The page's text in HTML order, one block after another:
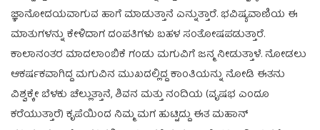
ಜ್ಞಾನೋದಯವಾಗುವ ಹಾಗೆ ಮಾಡುತ್ತಾನೆ ಎನ್ನುತ್ತಾರೆ. ಭವಿಷ್ಯವಾಣಿಯ ಈ
ಮಾತುಗಳನ್ನು ಕೇಳಿದಾಗ ದಂಪತಿಗಳು ಬಹಳ ಸಂತೋಷಪಡುತ್ತಾರೆ.
ಕಾಲಾನಂತರ ಮಾದಲಾಂಬಿಕೆ ಗಂಡು ಮಗುವಿಗೆ ಜನ್ಮ ನೀಡುತ್ತಾಳೆ. ನೋಡಲು
ಆಕರ್ಷಕವಾಗಿದ್ದ ಮಗುವಿನ ಮುಖದಲ್ಲಿದ್ದ ಕಾಂತಿಯನ್ನು ನೋಡಿ ಈತನು
ವಿಶ್ವಕ್ಕೇ ಬೆಳಕು ಚೆಲ್ಲುತ್ತಾನೆ, ಶಿವನ ಮತ್ತು ನಂದಿಯ (ವೃಷಭ ಎಂದೂ
ಕರೆಯುತ್ತಾರೆ) ಕೃಪೆಯಿಂದ ನಿಮ್ಮ ಮಗ ಹುಟ್ಟಿದ್ದು ಈತ ಮಹಾನ್